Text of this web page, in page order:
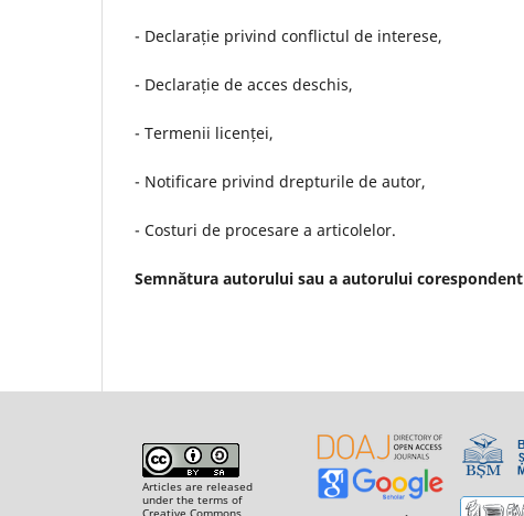
- Declarație privind conflictul de interese,
- Declarație de acces deschis,
- Termenii licenței,
- Notificare privind drepturile de autor,
- Costuri de procesare a articolelor.
Semnătura autorului sau a autorului corespondent
Articles are released
under the terms of